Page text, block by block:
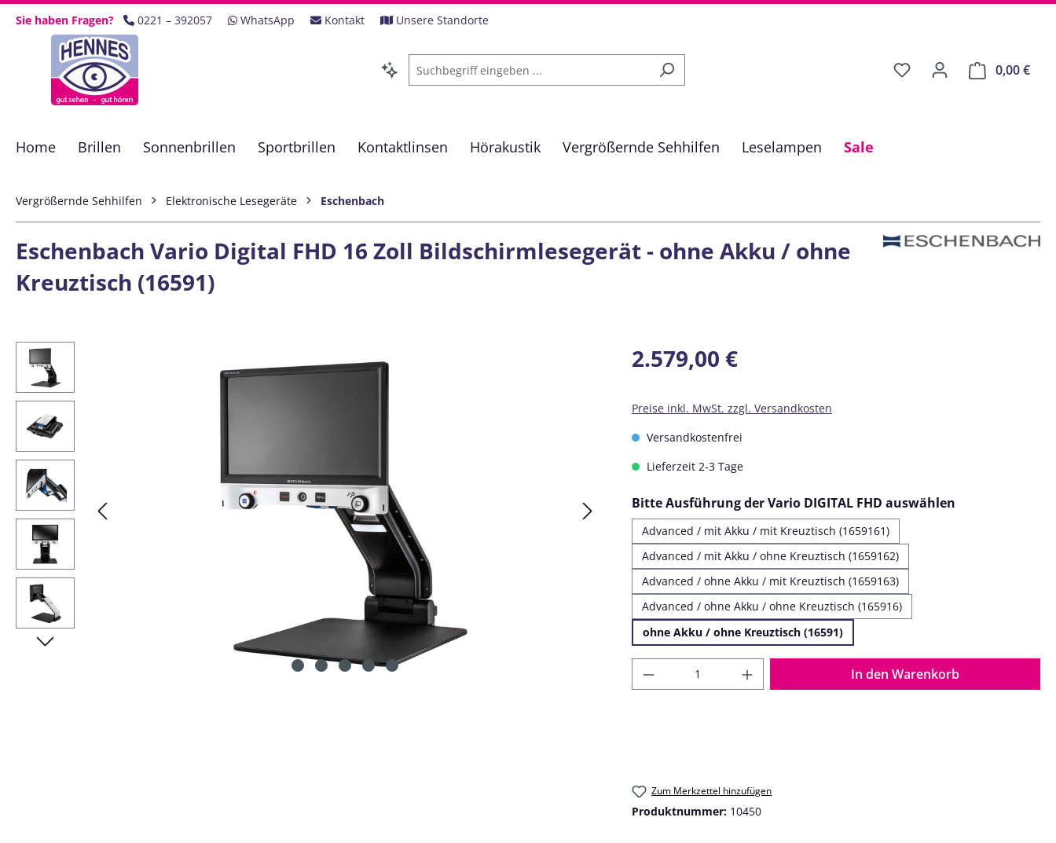
Hauptinhalt springen
Zur Suche springen
Zur Hauptnavigation springen
Sie haben Fragen? 0221 – 392057 WhatsApp Kontakt Unsere Standorte
0,00 €
Home Brillen Sonnenbrillen Sportbrillen Kontaktlinsen Hörakustik Vergrößernde Sehhilfen Leselampen Sale
Vergrößernde Sehhilfen Elektronische Lesegeräte Eschenbach
Eschenbach Vario Digital FHD 16 Zoll Bildschirmlesegerät - ohne Akku / ohne
Kreuztisch (16591)
Bildergalerie überspringen Regulärer Preis:
2.579,00 €
Preise inkl. MwSt. zzgl. Versandkosten
Versandkostenfrei
Lieferzeit 2-3 Tage
Bitte Ausführung der Vario DIGITAL FHD auswählen
Advanced / mit Akku / mit Kreuztisch (1659161)
Advanced / mit Akku / ohne Kreuztisch (1659162)
Advanced / ohne Akku / mit Kreuztisch (1659163)
Advanced / ohne Akku / ohne Kreuztisch (165916)
ohne Akku / ohne Kreuztisch (16591)
Produkt Anzahl: Gib den gewünschten Wert
In den Warenkorb
Zum Merkzettel hinzufügen
Produktnummer: 10450